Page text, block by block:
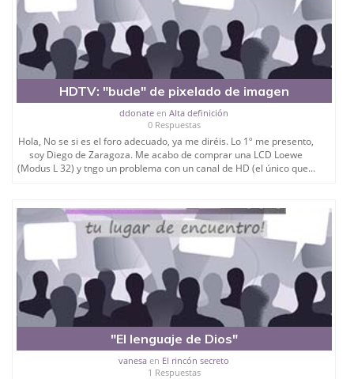
HDTV: "bucle" de pixelado de imagen
ddonate enAlta definición
0 Respuestas
Hola, No se si es el foro adecuado, ya me diréis. Lo 1º me presento,
soy Diego de Zaragoza. Me acabo de comprar una LCD Loewe
(Modus L 32) y tngo un problema con un canal de HD (el único que...
"El lenguaje de Dios"
vanesa en El rincón secreto
1 Respuestas